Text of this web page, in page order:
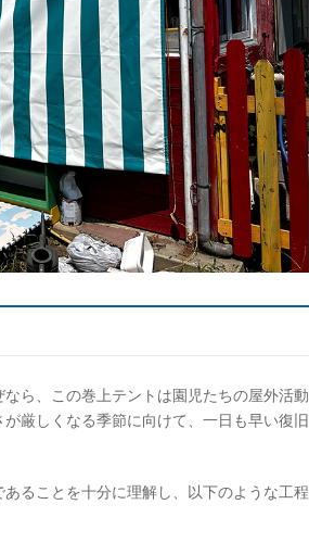
ら、この巻上テントは園児たちの屋外活動
厳しくなる季節に向けて、一日も早い復旧
ることを十分に理解し、以下のような工程